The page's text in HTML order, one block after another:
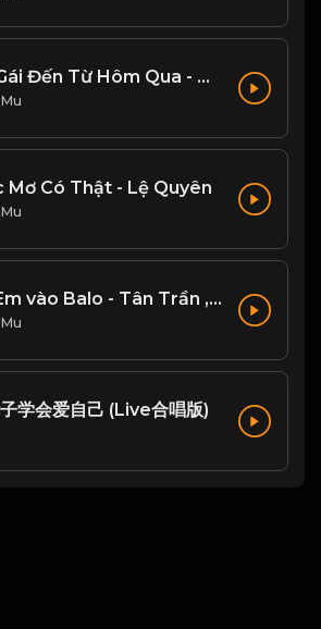
Cô Gái Đến Từ Hôm Qua - Mỹ Tâm
Mơ Có Thật - Lệ Quyên
Bỏ Em vào Balo - Tân Trần , Freak D
学会爱自己 (Live合唱版)